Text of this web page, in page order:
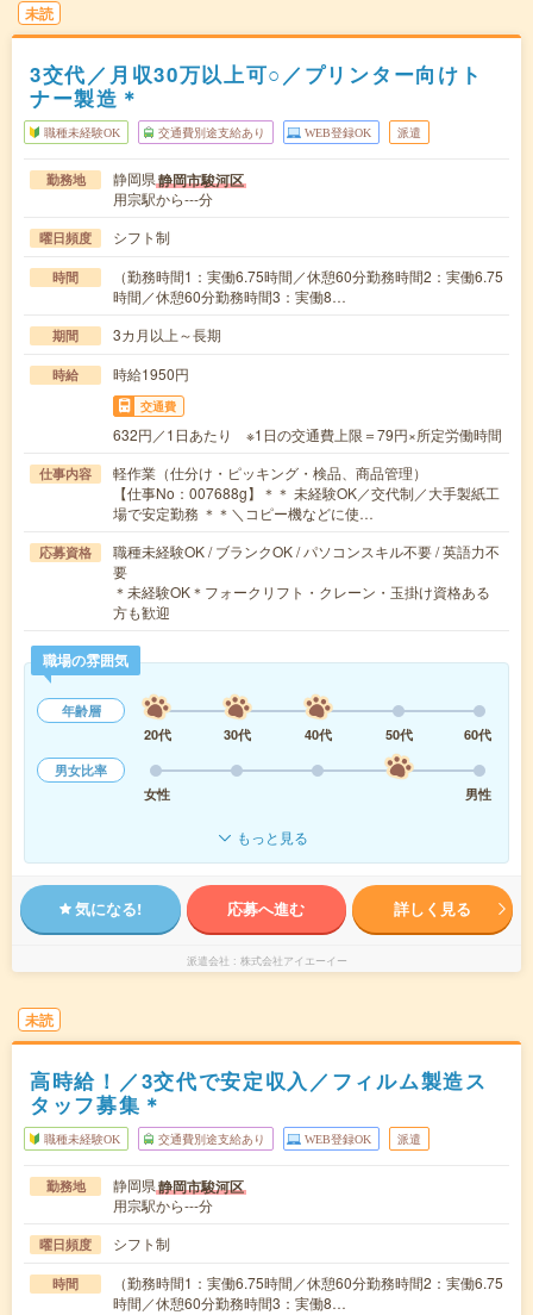
未読
3交代／月収30万以上可○／プリンター向けト
ナー製造＊
職種未経験OK 交通費別途支給あり WEB登録OK 派遣
勤務地 静岡県静岡市駿河区
用宗駅から---分
曜日頻度 シフト制
時間
（勤務時間1：実働6.75時間／休憩60分勤務時間2：実働6.75
時間／休憩60分勤務時間3：実働8…
期間 3カ月以上～長期
時給 時給1950円
交通費
632円／1日あたり ※1日の交通費上限＝79円×所定労働時間
仕事内容
軽作業（仕分け・ピッキング・検品、商品管理）
【仕事No：007688g】＊＊ 未経験OK／交代制／大手製紙工
場で安定勤務 ＊＊＼コピー機などに使…
応募資格
職種未経験OK / ブランクOK / パソコンスキル不要 / 英語力不
要
＊未経験OK＊フォークリフト・クレーン・玉掛け資格ある
方も歓迎
職場の雰囲気
年齢層
20代
30代 40代 50代
60代
男女比率
女性
男性
もっと見る
気になる! 応募へ進む 詳しく見る
派遣会社 株式会社アイエーイー
未読
高時給！／3交代で安定収入／フィルム製造ス
タッフ募集＊
職種未経験OK 交通費別途支給あり WEB登録OK 派遣
勤務地 静岡県静岡市駿河区
用宗駅から---分
曜日頻度 シフト制
時間
（勤務時間1：実働6.75時間／休憩60分勤務時間2：実働6.75
時間／休憩60分勤務時間3：実働8…